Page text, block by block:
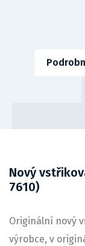
Nový
7610)
Originální nový
výrobce, v